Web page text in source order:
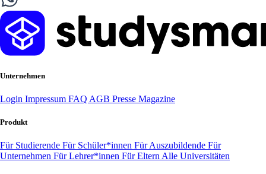
Unternehmen
Login Impressum FAQ AGB Presse Magazine
Produkt
Für Studierende Für Schüler*innen Für Auszubildende Für
Unternehmen Für Lehrer*innen Für Eltern Alle Universitäten